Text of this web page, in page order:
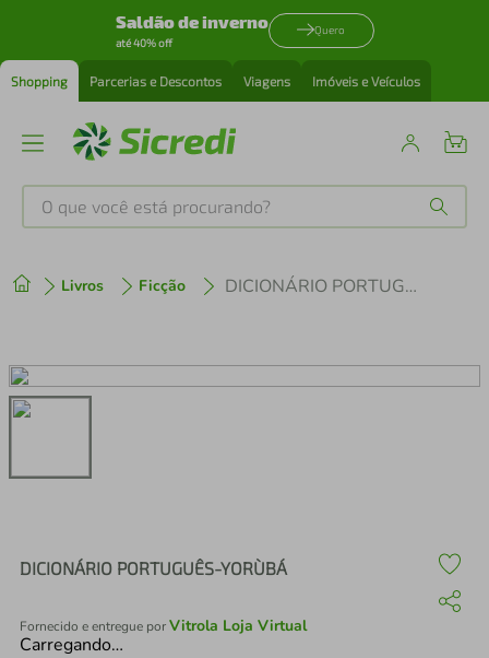
Saldão de inverno
até 40% off
Quero
Shopping Parcerias e Descontos Viagens Imóveis e Veículos
O que você está procurando?
Livros Ficção DICIONÁRIO PORTUGUÊS-YORÙBÁ
DICIONÁRIO PORTUGUÊS-YORÙBÁ
Fornecido e entregue porVitrola Loja Virtual
Carregando…
2º cafeteira